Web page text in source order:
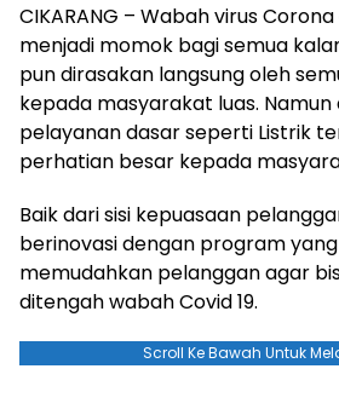
CIKARANG – Wabah virus
menjadi momok bagi semua
pun dirasakan langsung oleh
kepada masyarakat luas. Namun
pelayanan dasar seperti Listrik
perhatian besar kepada
Baik dari sisi kepuasaan
berinovasi dengan program
memudahkan pelanggan agar
ditengah wabah Covid 19.
Scroll Ke Bawah Untuk